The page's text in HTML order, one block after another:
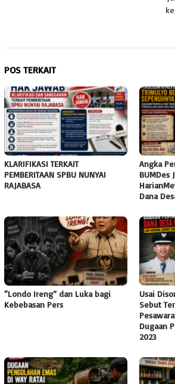
POS TERKAIT
KLARIFIKASI TERKAIT
PEMBERITAAN SPBU NUNYAI
RAJABASA
Angka
BUMDes
Dana
“Londo Ireng” dan Luka bagi
Kebebasan Pers
Usai
Sebut
Dugaan
2023